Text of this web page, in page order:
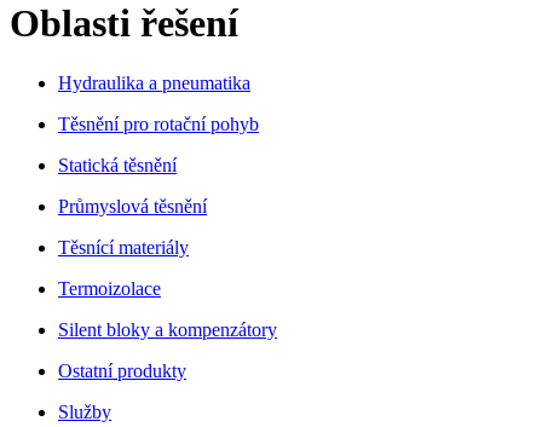
Oblasti řešení
Hydraulika a pneumatika
Těsnění pro rotační pohyb
Statická těsnění
Průmyslová těsnění
Těsnící materiály
Termoizolace
Silent bloky a kompenzátory
Ostatní produkty
Služby